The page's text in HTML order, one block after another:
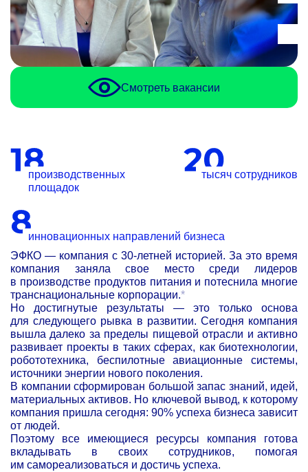
Смотреть вакансии
производственных
площадок
тысяч сотрудников
инновационных направлений бизнеса
ЭФКО — компания с 30-летней историей. За это время
компания заняла свое место среди лидеров
в производстве продуктов питания и потеснила многие
транснациональные корпорации.*
Но достигнутые результаты — это только основа
для следующего рывка в развитии. Сегодня компания
вышла далеко за пределы пищевой отрасли и активно
развивает проекты в таких сферах, как биотехнологии,
робототехника, беспилотные авиационные системы,
источники энергии нового поколения.
В компании сформирован большой запас знаний, идей,
материальных активов. Но ключевой вывод, к которому
компания пришла сегодня: 90% успеха бизнеса зависит
от людей.
Поэтому все имеющиеся ресурсы компания готова
вкладывать в своих сотрудников, помогая
им самореализоваться и достичь успеха.